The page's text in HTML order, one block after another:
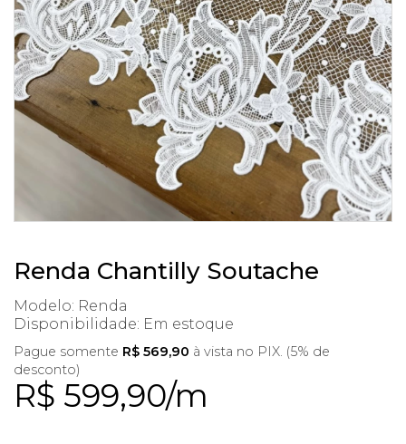
Renda Chantilly Soutache
Modelo: Renda
Disponibilidade: Em estoque
R$ 599,90/m
Pague somente R$ 569,90 à vista no PIX. (5% de
desconto)